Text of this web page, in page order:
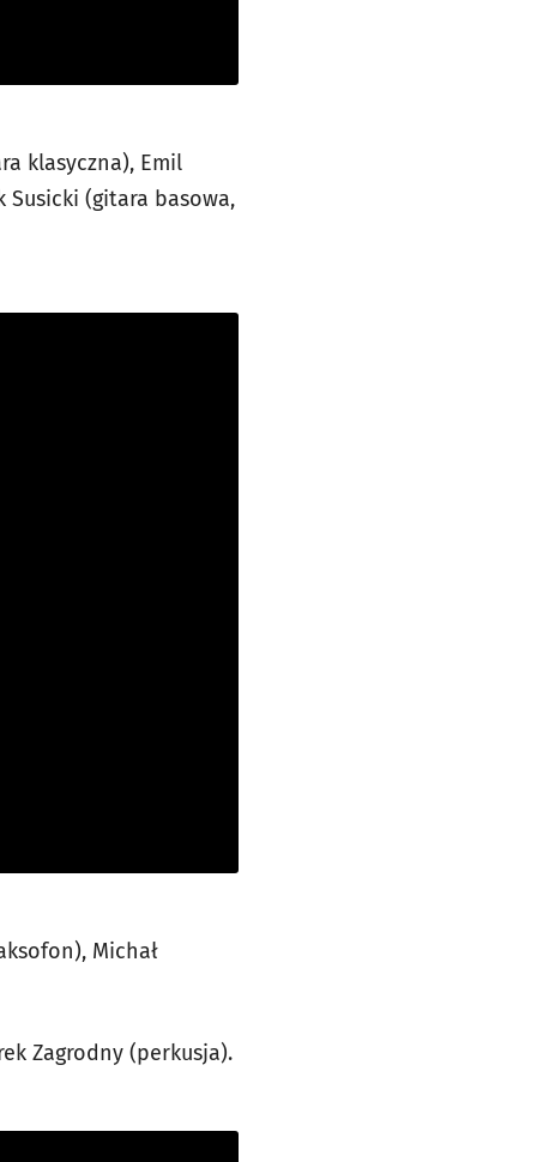
klasyczna), Emil
Susicki (gitara basowa,
Michał
Zagrodny (perkusja).